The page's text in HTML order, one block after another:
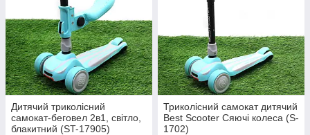
Дитячий триколісний
самокат-беговел 2в1, світло,
блакитний (ST-17905)
Триколісний самокат дитячий
Best Scooter Сяючі колеса (S-
1702)